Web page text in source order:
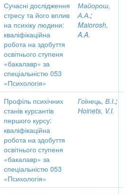
Сучасні дослідження
стресу та його вплив
на психіку людини:
кваліфікаційна
робота на здобуття
освітнього ступеня
«бакалавр» за
спеціальністю 053
«Психологія»
Майорош,
А.А.;
Maiorosh,
A.A.
Профіль психічних
станів курсантів
першого курсу:
кваліфікаційна
робота на здобуття
освітнього ступеня
«бакалавр» за
спеціальністю 053
«Психологія»
Гоїнець, В.І.;
Hoinets, V.I.